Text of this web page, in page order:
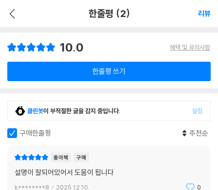
한줄평 (2) 리뷰
10.0 혜택 및 유의사항
한줄평 쓰기
클린봇이 부적절한 글을 감지 중입니다. 설정
구매한줄평 추천순
종이책 구매
설명이 잘되어있어서 도움이 됩니다
k********8 2025.12.10. 0